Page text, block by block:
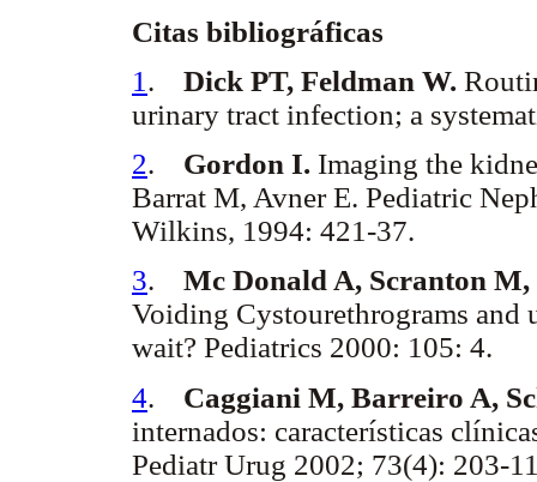
Citas bibliográficas
1 . Dick PT, Feldman W.
urinary tract infection; a
2. Gordon I. Imaging the
Barrat M, Avner E. Pediatric
Wilkins, 1994: 421-37.
3. Mc Donald A, Scranton
Voiding Cystourethrograms
wait? Pediatrics 2000: 105: 4.
4. Caggiani M, Barreiro A,
internados: características
Pediatr Urug 2002; 73(4): 203-